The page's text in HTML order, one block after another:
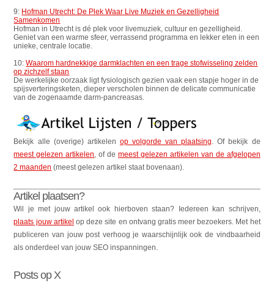
9: Hofman Utrecht: De Plek Waar Live Muziek en Gezelligheid
Samenkomen
Hofman in Utrecht is dé plek voor livemuziek, cultuur en gezelligheid.
Geniet van een warme sfeer, verrassend programma en lekker eten in een
unieke, centrale locatie.
10:Waarom hardnekkige darmklachten en een trage stofwisseling zelden
op zichzelf staan
De werkelijke oorzaak ligt fysiologisch gezien vaak een stapje hoger in de
spijsverteringsketen, dieper verscholen binnen de delicate communicatie
van de zogenaamde darm-pancreasas.
Bekijk alle (overige) artikelen op volgorde van plaatsing . Of bekijk de
meest gelezen artikelen , of demeest gelezen artikelen van de afgelopen
2 maanden (meest gelezen artikel staat bovenaan).
Artikel plaatsen?
Wil je met jouw artikel ook hierboven staan? Iedereen kan schrijven,
plaats jouw artikel op deze site en ontvang gratis meer bezoekers. Met het
publiceren van jouw post verhoog je waarschijnlijk ook de vindbaarheid
als onderdeel van jouw SEO inspanningen.
Posts op X